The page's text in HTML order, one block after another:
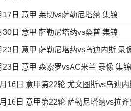
17日 意甲 莱切vs萨勒尼塔纳 集锦
30日 意甲 萨勒尼塔纳vs桑普 集锦
23日 意甲 森索罗vsAC米兰 录像 集锦